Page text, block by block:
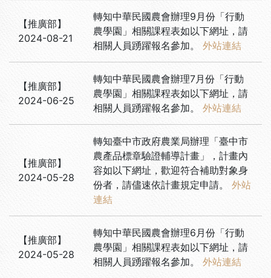
【推廣部】
2024-08-21
轉知中華民國農會辦理9月份「行動
農學園」相關課程表如以下網址，請
相關人員踴躍報名參加。
外站連結
【推廣部】
2024-06-25
轉知中華民國農會辦理7月份「行動
農學園」相關課程表如以下網址，請
相關人員踴躍報名參加。
外站連結
【推廣部】
2024-05-28
轉知臺中市政府農業局辦理「臺中市
農產品標章驗證輔導計畫」，計畫內
容如以下網址，歡迎符合補助對象身
份者，請儘速依計畫規定申請。
外站
連結
【推廣部】
2024-05-28
轉知中華民國農會辦理6月份「行動
農學園」相關課程表如以下網址，請
相關人員踴躍報名參加。
外站連結